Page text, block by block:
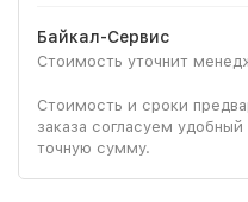
Байкал-Сервис
Стоимость уточнит
Стоимость и сроки
заказа согласуем
точную сумму.